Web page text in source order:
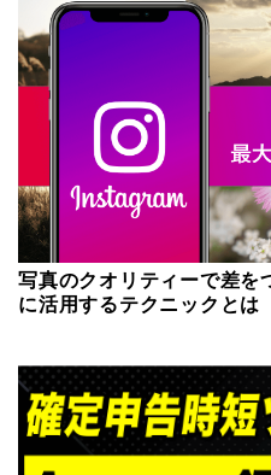
写真のクオリティーで差を
に活用するテクニックとは